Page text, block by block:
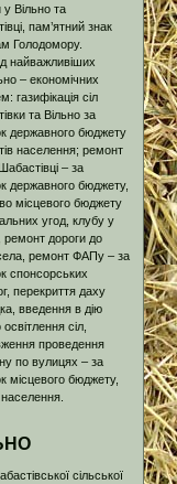
у Вільно та
пам’ятний знак
Голодомору.
найважливіших
– економічних
газифікація сіл
та Вільно за
державного бюджету
населення; ремонт
– за
державного бюджету,
місцевого бюджету
угод, клубу у
ремонт дороги до
ремонт ФАПу – за
спонсорських
перекриття даху
введення в дію
освітлення сіл,
проведення
по вулицях – за
місцевого бюджету,
сільської